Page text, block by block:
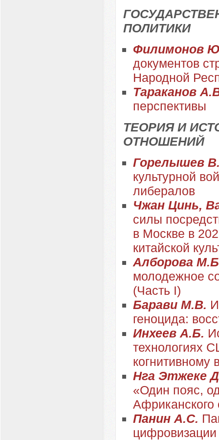
ПОЛИТИКИ
Филимонов
документов
Народной
Тараканов
перспективы
ТЕОРИЯ И
ОТНОШЕНИЙ
Горелышев
культурной
либералов
Чжан Цинь,
силы
в Москве в
китайской
Алборова
молодежное
(Часть I)
Барави М.В.
геноцида:
Инхеев А.Б.
технологиях
когнитивному
Нга Этжеке
«Один пояс,
Африканского
Панин А.С.